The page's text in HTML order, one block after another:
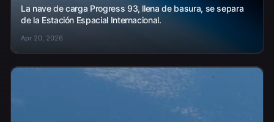
La nave de carga Progress 93, llena de basura, se separa
de la Estación Espacial Internacional.
Apr 20, 2026